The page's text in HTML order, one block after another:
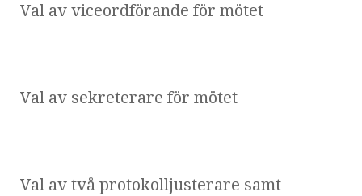
Val av viceordförande för mötet
Val av sekreterare för mötet
Val av två protokolljusterare samt